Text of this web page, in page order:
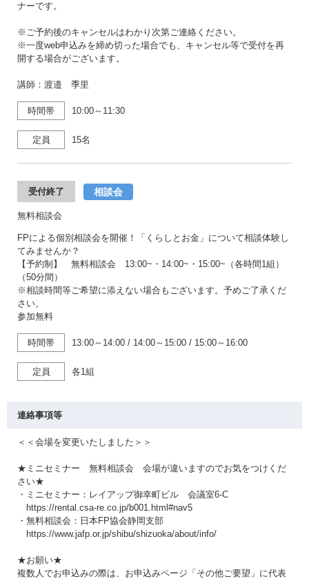
ナーです。
※ご予約後のキャンセルはわかり次第ご連絡ください。
※一度web申込みを締め切った場合でも、キャンセル等で受付を再
開する場合がございます。
講師：渡邉 季里
時間帯 10:00～11:30
定員 15名
受付終了 相談会
無料相談会
FPによる個別相談会を開催！「くらしとお金」について相談体験し
てみませんか？
【予約制】 無料相談会 13:00~・14:00~・15:00~（各時間1組）
（50分間）
※相談時間等ご希望に添えない場合もございます。予めご了承くだ
さい。
参加無料
時間帯 13:00～14:00 / 14:00～15:00 / 15:00～16:00
定員 各1組
連絡事項等
＜＜会場を変更いたしました＞＞
★ミニセミナー 無料相談会 会場が違いますのでお気をつけくだ
さい★
・ミニセミナー：レイアップ御幸町ビル 会議室6-C
https://rental.csa-re.co.jp/b001.html#nav5
・無料相談会：日本FP協会静岡支部
https://www.jafp.or.jp/shibu/shizuoka/about/info/
★お願い★
複数人でお申込みの際は、お申込みページ「その他ご要望」に代表